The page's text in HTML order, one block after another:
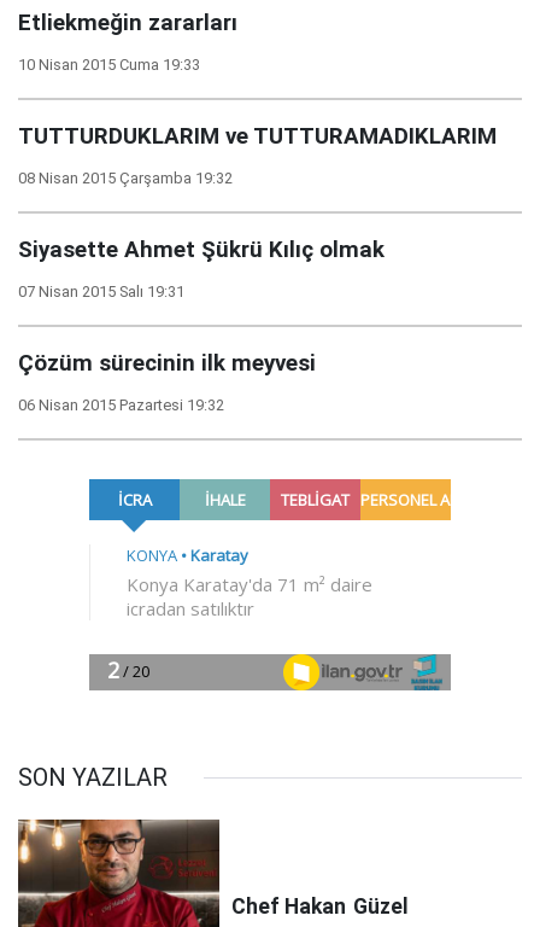
Etliekmeğin zararları
10 Nisan 2015 Cuma 19:33
TUTTURDUKLARIM ve TUTTURAMADIKLARIM
08 Nisan 2015 Çarşamba 19:32
Siyasette Ahmet Şükrü Kılıç olmak
07 Nisan 2015 Salı 19:31
Çözüm sürecinin ilk meyvesi
06 Nisan 2015 Pazartesi 19:32
SON YAZILAR
Chef Hakan Güzel